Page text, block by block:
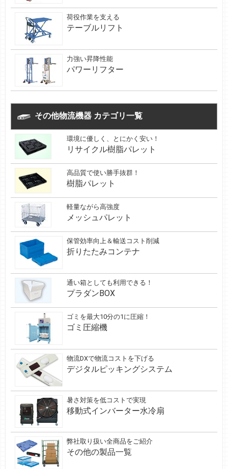
荷役作業を支える
テーブルリフト
力強い昇降性能
パワーリフター
その他物流機器 カテゴリ一覧
環境に優しく、とにかく安い！
リサイクル樹脂パレット
高品質で使い勝手抜群！
樹脂パレット
軽量ながら高強度
メッシュパレット
保管効率向上＆輸送コスト削減
折りたたみコンテナ
通い箱としても利用できる！
プラダンBOX
ゴミを最大10分の1に圧縮！
ゴミ圧縮機
物流DXで物流コストを下げる
デジタルピッキングシステム
暑さ対策を低コストで実現
移動式インバーター水冷扇
弊社取り扱い全商品をご紹介
その他の製品一覧